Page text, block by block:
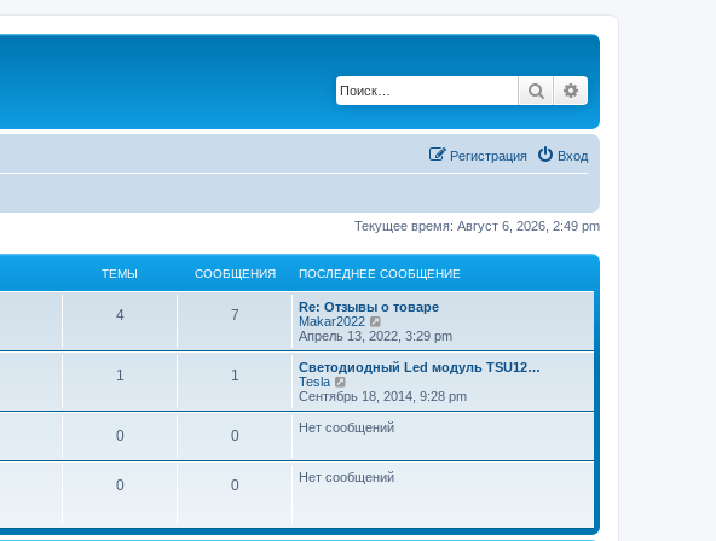
Поиск
Вход
Регистрация
Текущее время: Август 6, 2026, 2:49 pm
ТЕМЫ СООБЩЕНИЯ ПОСЛЕДНЕЕ СООБЩЕНИЕ
4Т
м
ы
7С
о
б
щ
и
П
о
с
л
е
д
н
е
с
о
б
и
Re: Отзывы о товаре
Makar2022
е
р
е
т
к
п
с
л
е
Апрель 13, 2022, 3:29 pm
1
м
1
о
е
П
о
с
л
е
е
е
о
Светодиодный Led модуль TSU12…
Tesla
е
р
е
и
к
с
Сентябрь 18, 2014, 9:28 pm
0Т
е
ы
0С
о
б
Нет сообщений
0Т
0С
Нет сообщений